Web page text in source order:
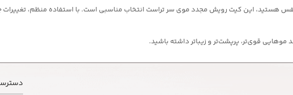
به نفس هستید، این کیت رویش مجدد موی سر تراست انتخاب مناسبی است. با استفاده منظم،
قوی‌تر، پرپشت‌تر و زیباتر داشته باشید.